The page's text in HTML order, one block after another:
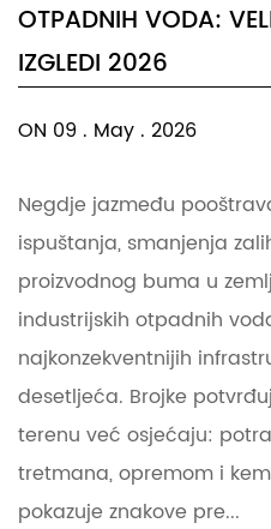
OTPADNIH VODA:
IZGLEDI 2026
ON 09 . May . 2026
Negdje jazmeđu
ispuštanja, smanjenja
proizvodnog buma u
industrijskih otpadnih
najkonzekventnijih
desetljeća. Brojke
terenu već osjećaju:
tretmana, opremom i
pokazuje znakove pre...